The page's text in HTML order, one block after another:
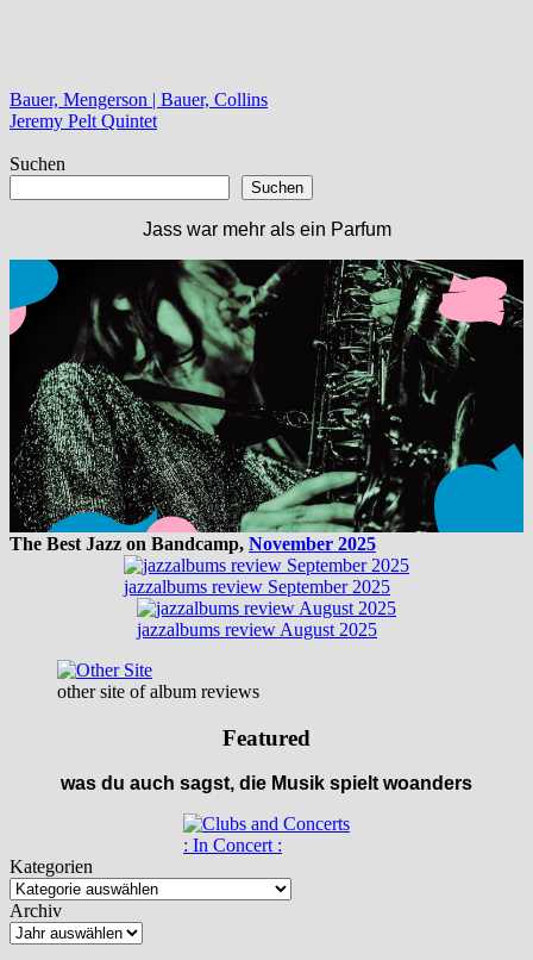
Beitragsnavigation
Vorheriger
Beitrag:
Bauer, Mengerson | Bauer, Collins
Nächster
Jeremy Pelt Quintet
Suchen
Suchen
Jass war mehr als ein Parfum
The Best Jazz on Bandcamp, November 2025
jazzalbums review September 2025
jazzalbums review August 2025
other site of album reviews
Featured
was du auch sagst, die Musik spielt woanders
: In Concert :
Kategorien
Archiv